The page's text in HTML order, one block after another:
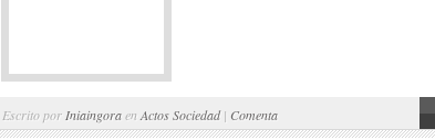
Escrito por Iniaingoraen Actos Sociedad| Comenta